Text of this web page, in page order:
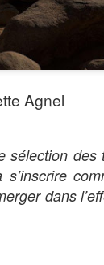
Agnel
sélection des
dans